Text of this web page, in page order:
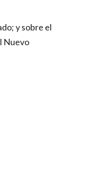
y sobre el
Nuevo